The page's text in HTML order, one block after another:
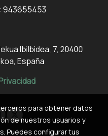
943655453
Ibilbidea, 7, 20400
España
para obtener datos
de nuestros usuarios y
Puedes configurar tus